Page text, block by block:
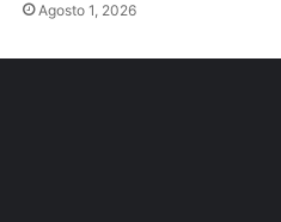
Agosto 1, 2026